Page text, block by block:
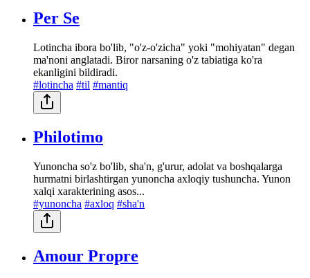
Per Se
Lotincha ibora bo'lib, "o'z-o'zicha" yoki "mohiyatan" degan
ma'noni anglatadi. Biror narsaning o'z tabiatiga ko'ra
ekanligini bildiradi.
#lotincha #til #mantiq
Philotimo
Yunoncha so'z bo'lib, sha'n, g'urur, adolat va boshqalarga
hurmatni birlashtirgan yunoncha axloqiy tushuncha. Yunon
xalqi xarakterining asos...
#yunoncha #axloq #sha'n
Amour Propre